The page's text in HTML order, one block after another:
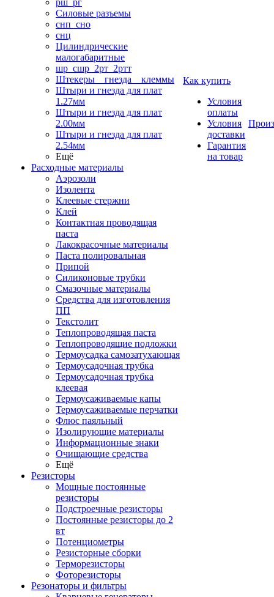
рш_рг
Силовые разъемы
снп_сно
снц
Цилиндрические
малогабаритные
шр_сшр_2рт_2ртт
Штекеры _ гнезда _ клеммы
Штыри и гнезда для плат
1.27мм
Штыри и гнезда для плат
2.00мм
Штыри и гнезда для плат
2.54мм
Ещё
Расходные материалы
Аэрозоли
Изолента
Клеевые стержни
Клей
Контактная проводящая
паста
Лакокрасочные материалы
Паста полировальная
Припой
Силиконовые трубки
Смазочные материалы
Средства для изготовления
ПП
Текстолит
Теплопроводящая паста
Теплопроводящие подложки
Термоусадка самозатухающая
Термоусадочная трубка
Термоусадочная трубка
клеевая
Термоусаживаемые капы
Термоусаживаемые перчатки
Флюс паяльный
Изолирующие материалы
Информационные знаки
Очищающие средства
Ещё
Резисторы
Мощные постоянные
резисторы
Подстроечные резисторы
Постоянные резисторы до 2
вт
Потенциометры
Резисторные сборки
Терморезисторы
Фоторезисторы
Резонаторы и фильтры
Как купить
Условия
оплаты
Условия
доставки
Гарантия
на товар